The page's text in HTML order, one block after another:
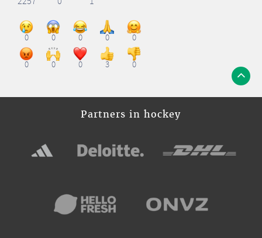
0 0 0 0 0
0 0 0 3 0
Partners in hockey